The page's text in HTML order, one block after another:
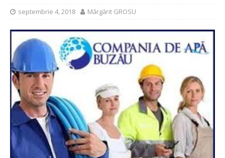
septembrie 4, 2018 Mărgărit GROSU